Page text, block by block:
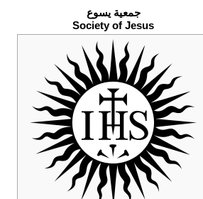
جمعية يسوع
Society of Jesus